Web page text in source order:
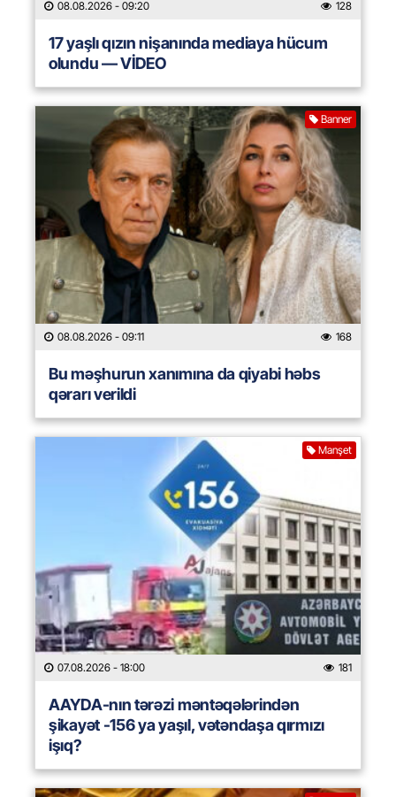
08.08.2026 - 09:20 128
17 yaşlı qızın nişanında mediaya hücum
olundu — VİDEO
Banner
08.08.2026 - 09:11 168
Bu məşhurun xanımına da qiyabi həbs
qərarı verildi
Manşet
07.08.2026 - 18:00 181
AAYDA-nın tərəzi məntəqələrindən
şikayət -156 ya yaşıl, vətəndaşa qırmızı
işıq?